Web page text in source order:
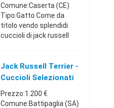
Comune:Caserta (CE)
Tipo:Gatto Come da
titolo vendo splendidi
cuccioli di jack russell
gia 2 volte e quindi pronti
per essere accolti in ...
Jack Russell Terrier -
Cuccioli Selezionati
Prezzo:1.200 €
Comune:Battipaglia (SA)